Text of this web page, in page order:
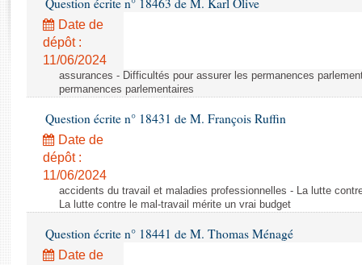
Rapports d'enquête
Rapports législatifs
Rapports sur l'application des lois
Baromètre de l’application des lois
Budget et sécurité sociale
Questions écrites et orales
Comptes rendus des débats
Question écrite n° 18463 de M. Karl Olive
Date de
dépôt :
11/06/2024
assurances - Difficultés pour assurer les permanences
permanences parlementaires
Question écrite n° 18431 de M. François Ruffin
Date de
dépôt :
11/06/2024
accidents du travail et maladies professionnelles - La lutte
La lutte contre le mal-travail mérite un vrai budget
Question écrite n° 18441 de M. Thomas Ménagé
Date de